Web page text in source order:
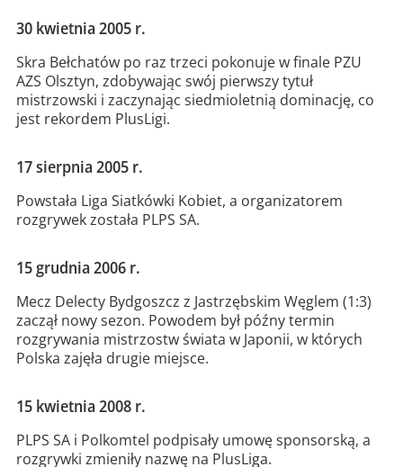
30 kwietnia 2005 r.
Skra Bełchatów po raz trzeci pokonuje w finale PZU
AZS Olsztyn, zdobywając swój pierwszy tytuł
mistrzowski i zaczynając siedmioletnią dominację, co
jest rekordem PlusLigi.
17 sierpnia 2005 r.
Powstała Liga Siatkówki Kobiet, a organizatorem
rozgrywek została PLPS SA.
15 grudnia 2006 r.
Mecz Delecty Bydgoszcz z Jastrzębskim Węglem (1:3)
zaczął nowy sezon. Powodem był późny termin
rozgrywania mistrzostw świata w Japonii, w których
Polska zajęła drugie miejsce.
15 kwietnia 2008 r.
PLPS SA i Polkomtel podpisały umowę sponsorską, a
rozgrywki zmieniły nazwę na PlusLiga.